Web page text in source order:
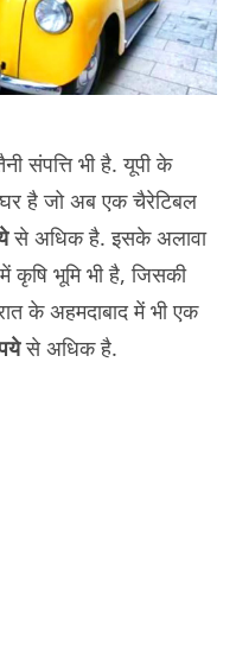
संपत्ति भी है. यूपी के
घर है जो अब एक चैरेटिबल
से अधिक है. इसके अलावा
कृषि भूमि भी है, जिसकी
के अहमदाबाद में भी एक
से अधिक है.